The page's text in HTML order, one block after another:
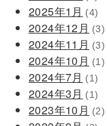
2025年1月 (4)
2024年12月 (3)
2024年11月 (3)
2024年10月 (1)
2024年7月 (1)
2024年3月 (1)
2023年10月 (2)